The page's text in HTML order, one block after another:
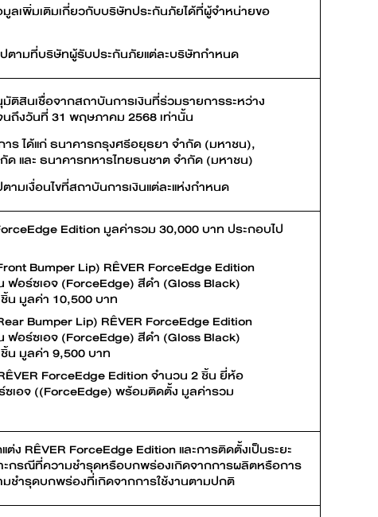
ลเพิ่มเติมเกี่ยวกับบริษัทประกันภัยได้ที่ผู้จำหน่ายขอ
ปตามที่บริษัทผู้รับประกันภัยแต่ละบริษัทกำหนด
ติสินเชื่อจากสถาบันการเงินที่ร่วมรายการระหว่าง
ถึงวันที่ 31 พฤษภาคม 2568 เท่านั้น
ร ได้แก่ ธนาคารกรุงศรีอยุธยา จำกัด (มหาชน),
และ ธนาคารทหารไทยธนชาต จํากัด (มหาชน)
ามเงื่อนไขที่สถาบันการเงินแต่ละแห่งกำหนด
Edition มูลค่ารวม 30,000 บาท ประกอบไป
Bumper Lip) RÊVER ForceEdge Edition
ฟอร์ซเอจ (ForceEdge) สีดำ (Gloss Black)
น มูลค่า 10,500 บาท
Bumper Lip) RÊVER ForceEdge Edition
ฟอร์ซเอจ (ForceEdge) สีดำ (Gloss Black)
น มูลค่า 9,500 บาท
ForceEdge Edition จำนวน 2 ชิ้น ยี่ห้อ
ซเอจ ((ForceEdge) พร้อมติดตั้ง มูลค่ารวม
RÊVER ForceEdge Edition และการติดตั้งเป็นระยะ
ะกรณีที่ความชำรุดหรือบกพร่องเกิดจากการผลิตหรือการ
ชำรุดบกพร่องที่เกิดจากการใช้งานตามปกติ